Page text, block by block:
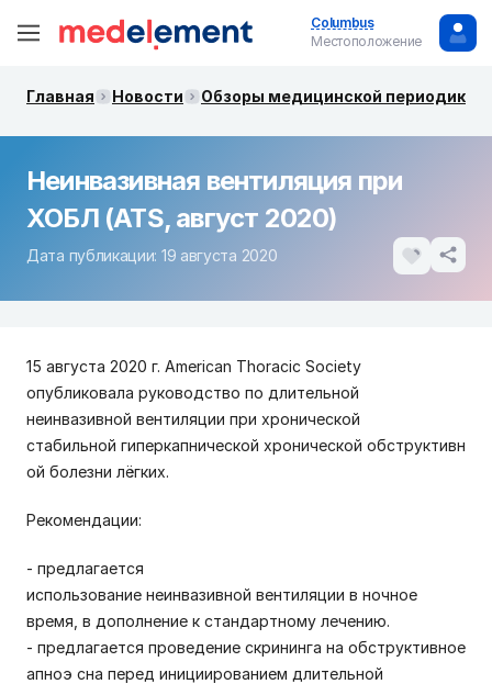
Columbus
Местоположение
Главная Новости Обзоры медицинской периодики.
Неинвазивная вентиляция при
ХОБЛ (ATS, август 2020)
Дата публикации: 19 августа 2020
15 августа 2020 г. American Thoracic Society
опубликовала руководство по длительной
неинвазивной вентиляции при хронической
стабильной гиперкапнической хронической обструктивн
ой болезни лёгких.
Рекомендации:
- предлагается
использование неинвазивной вентиляции в ночное
время, в дополнение к стандартному лечению.
- предлагается проведение скрининга на обструктивное
апноэ сна перед инициированием длительной